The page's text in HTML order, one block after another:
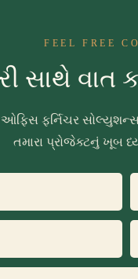
FEEL FREE
સાથે
ફર્નિચર સોલ્યુશન્સ
તમારા પ્રોજેક્ટનું ખૂબ